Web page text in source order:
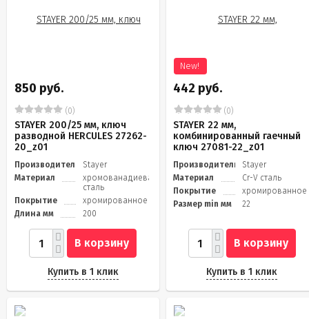
850 руб.
(0)
STAYER 200/25 мм, ключ
разводной HERCULES 27262-
20_z01
Производитель
Stayer
Материал
хромованадиевая
сталь
Покрытие
хромированное
Длина мм
200
В корзину
Купить в 1 клик
442 руб.
New!
(0)
STAYER 22 мм,
комбинированный гаечный
ключ 27081-22_z01
Производитель
Stayer
Материал
Cr-V сталь
Покрытие
хромированное
Размер min мм
22
В корзину
Купить в 1 клик